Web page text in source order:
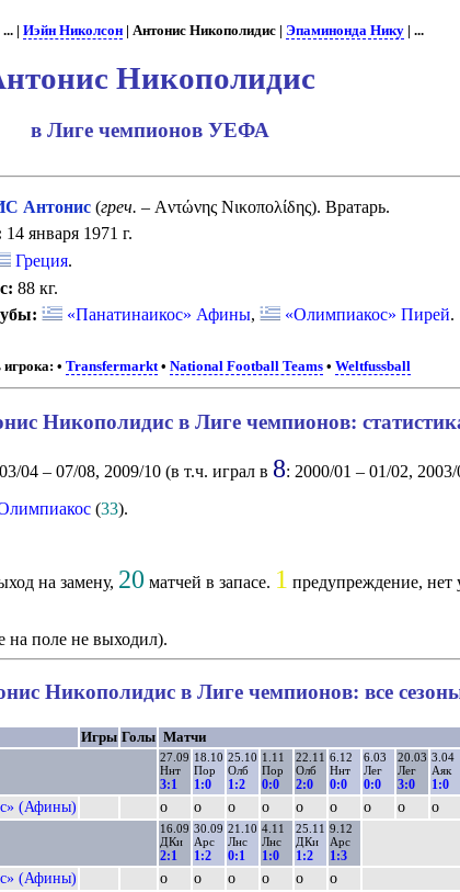
... |Иэйн Николсон | Антонис Никополидис | Эпаминонда Нику | ...
Никополидис
в Лиге чемпионов УЕФА
Антонис(греч. – Aντώνης Nικοπολίδης). Вратарь.
14 января 1971 г.
Греция.
88 кг.
«Панатинаикос» Афины, «Олимпиакос» Пирей.
• Transfermarkt• National Football Teams • Weltfussball
Никополидис в Лиге чемпионов:
04 – 07/08, 2009/10 (в т.ч. играл в 8: 2000/01 – 01/02,
(33).
на замену, 20 матчей в запасе. 1 предупреждение, нет
на поле не выходил).
Никополидис в Лиге чемпионов: все
Игры Голы Матчи
27.09
Ннт
3:1
18.10
Пор
1:0
25.10
Олб
1:2
1.11
Пор
0:0
22.11
Олб
2:0
6.12
Ннт
0:0
6.03
Лег
0:0
20.03
Лег
3:0
3.04
Аяк
1:0
(Афины) о о о о о о о о о
16.09
ДКи
2:1
30.09
Арс
1:2
21.10
Лнс
0:1
4.11
Лнс
1:0
25.11
ДКи
1:2
9.12
Арс
1:3
(Афины) о о о о о о